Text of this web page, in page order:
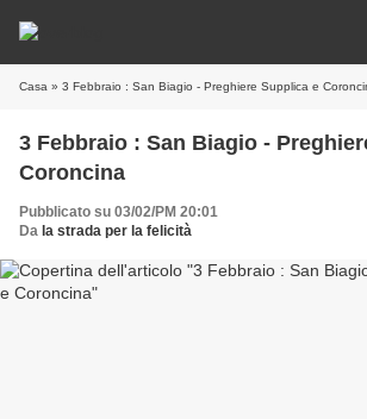
Casa » 3 Febbraio : San Biagio - Preghiere Supplica e
3 Febbraio : San Biagio -
Coroncina
Pubblicato su 03/02/PM 20:01
Da la strada per la felicità